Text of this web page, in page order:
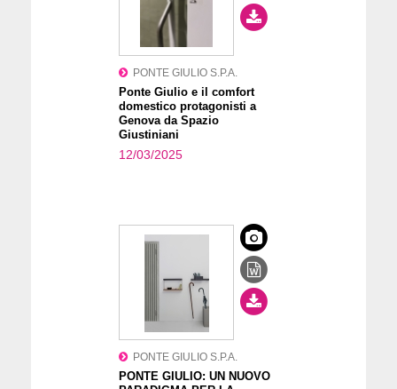
PONTE GIULIO S.P.A.
Ponte Giulio e il comfort
domestico protagonisti a
Genova da Spazio
Giustiniani
12/03/2025
PONTE GIULIO S.P.A.
PONTE GIULIO: UN NUOVO